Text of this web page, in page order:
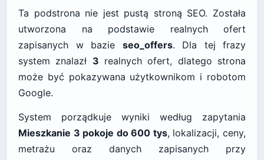
Ta podstrona nie jest pustą stroną SEO. Została
utworzona na podstawie realnych ofert
zapisanych w bazie seo_offers. Dla tej frazy
system znalazł 3 realnych ofert, dlatego strona
może być pokazywana użytkownikom i robotom
Google.
System porządkuje wyniki według zapytania
Mieszkanie 3 pokoje do 600 tys, lokalizacji, ceny,
metrażu oraz danych zapisanych przy